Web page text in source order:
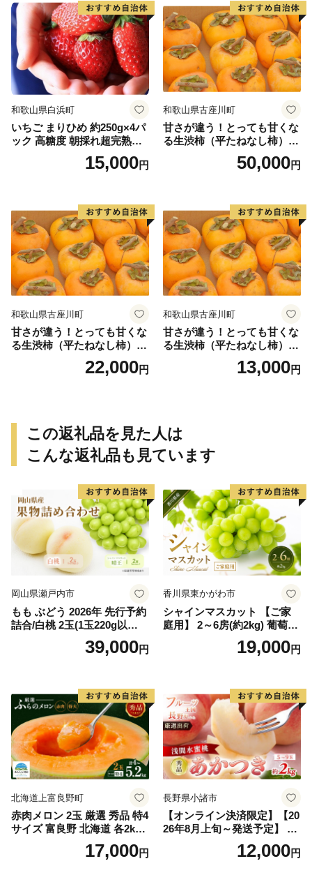
和歌山県白浜町
いちご まりひめ 約250g×4パ
ック 高糖度 朝採れ超完熟ま
りひめ 1月以降発送分
15,000円
和歌山県古座川町
甘さが違う！とっても甘くな
る生渋柿（平たねなし柿）吊
ップ付約14.5～15kg 約60～
rt015B】
50,000円
和歌山県古座川町
甘さが違う！とっても甘くな
る生渋柿（平たねなし柿）吊
ップ付約4.5～5kg 約24～30
22,000円
和歌山県古座川町
甘さが違う！とっても甘くな
る生渋柿（平たねなし柿）吊
ップ付付約1.5～2kg 約6～1
13,000円
この返礼品を見た人は
こんな返礼品も見ています
岡山県瀬戸内市
もも ぶどう 2026年 先行予約
詰合/白桃 2玉(1玉220g以
上)・シャインマスカット 晴
39,000円
香川県東かがわ市
シャインマスカット 【ご家
庭用】 2～6房(約2kg) 葡萄 ぶ
どう ブドウ フルーツ 果物 く
だもの 果実 旬の果物 旬のフ
19,000円
北海道上富良野町
赤肉メロン 2玉 厳選 秀品 特4
サイズ 富良野 北海道 各2kg
～2.6kg 2玉 セット ファーム
富良野 メロン めろん 果物 く
17,000円
長野県小諸市
【オンライン決済限定】【20
26年8月上旬～発送予定】 先
行予約 「浅間水蜜桃プレミ
アム」 もも あかつき 秀品 約
12,000円